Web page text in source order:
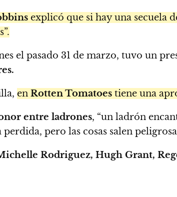
explicó que si hay una secuela
el pasado 31 de marzo, tuvo un
en Rotten Tomatoes tiene una
entre ladrones, “un ladrón
perdida, pero las cosas salen
Rodriguez, Hugh Grant,